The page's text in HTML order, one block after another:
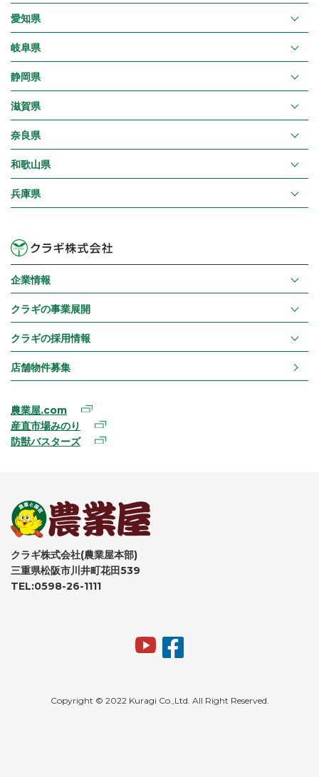
愛知県
岐阜県
静岡県
滋賀県
奈良県
和歌山県
兵庫県
企業情報
クラギの事業展開
クラギの採用情報
店舗物件募集
農業屋.com
産直市場みのり
防獣バスターズ
クラギ株式会社(農業屋本部)
三重県松阪市川井町花田539
TEL:0598-26-1111
Copyright © 2022 Kuragi Co.,Ltd. All Right Reserved.